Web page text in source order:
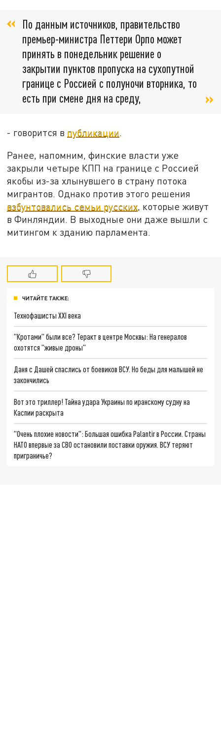
По данным источников, правительство
премьер-министра Петтери Орпо может
принять в понедельник решение о
закрытии пунктов пропуска на сухопутной
границе с Россией с полуночи вторника, то
есть при смене дня на среду,
- говорится в публикации.
Ранее, напомним, финские власти уже
закрыли четыре КПП на границе с Россией
якобы из-за хлынувшего в страну потока
мигрантов. Однако против этого решения
взбунтовались семьи русских, которые живут
в Финляндии. В выходные они даже вышли с
митингом к зданию парламента.
ЧИТАЙТЕ ТАКЖЕ:
Технофашисты XXI века
"Кротами" были все? Теракт в центре Москвы: На генералов
охотятся "живые дроны"
Даня с Дашей спаслись от боевиков ВСУ. Но беды для малышей не
закончились
Вот это триллер! Тайна удара Украины по иранскому судну на
Каспии раскрыта
"Очень плохие новости": Большая ошибка Palantir в России. Страны
НАТО впервые за СВО остановили поставки оружия. ВСУ теряют
приграничье?